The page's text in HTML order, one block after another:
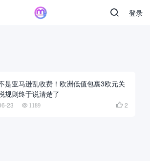
登录
是亚马逊乱收费！欧洲低值包裹3欧元关
规则终于说清楚了
23 1189  2